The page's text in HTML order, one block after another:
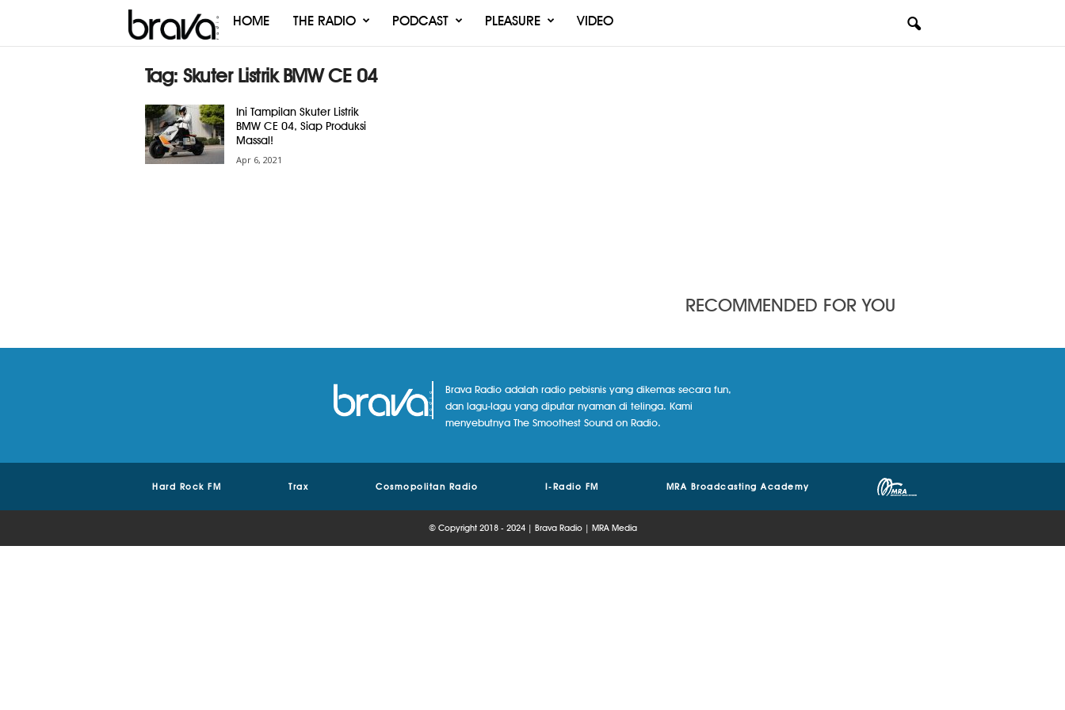
Brava
HOME THE RADIO PODCAST PLEASURE VIDEO
Tag: Skuter Listrik BMW CE 04
Ini Tampilan Skuter Listrik
BMW CE 04, Siap Produksi
Massal!
Apr 6, 2021
RECOMMENDED FOR YOU
Brava Radio adalah radio pebisnis yang dikemas secara fun,
dan lagu-lagu yang diputar nyaman di telinga. Kami
menyebutnya The Smoothest Sound on Radio.
Hard Rock FM Trax Cosmopolitan Radio I-Radio FM MRA Broadcasting Academy
© Copyright 2018 - 2024 | Brava Radio | MRA Media